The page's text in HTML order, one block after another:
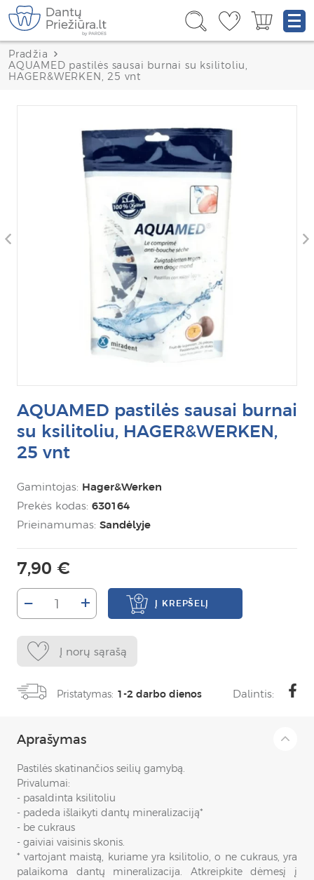
Pradžia
AQUAMED pastilės sausai burnai su ksilitoliu,
HAGER&WERKEN, 25 vnt
AQUAMED pastilės sausai burnai
su ksilitoliu, HAGER&WERKEN,
25 vnt
Gamintojas: Hager&Werken
Prekės kodas: 630164
Prieinamumas: Sandėlyje
7,90 €
– + Į KREPŠELĮ
Į norų sąrašą
Pristatymas: 1-2 darbo dienos Dalintis:
Aprašymas
Pastilės skatinančios seilių gamybą.
Privalumai:
- pasaldinta ksilitoliu
- padeda išlaikyti dantų mineralizaciją*
- be cukraus
- gaiviai vaisinis skonis.
* vartojant maistą, kuriame yra ksilitolio, o ne cukraus, yra
palaikoma dantų mineralizacija. Atkreipkite dėmesį į